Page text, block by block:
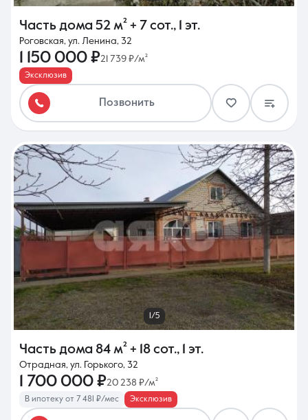
Часть дома 52 м² + 7 сот., 1 эт.
Роговская, ул. Ленина, 32
1 150 000 ₽21 739 ₽/м²
Эксклюзив
Позвонить
1/5
Часть дома 84 м² + 18 сот., 1 эт.
Отрадная, ул. Горького, 32
1 700 000 ₽20 238 ₽/м²
В ипотеку от 7 481 ₽/мес Эксклюзив